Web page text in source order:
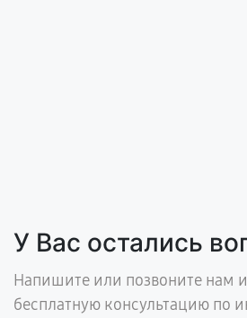
У Вас остались
Напишите или позвоните нам
бесплатную консультацию по